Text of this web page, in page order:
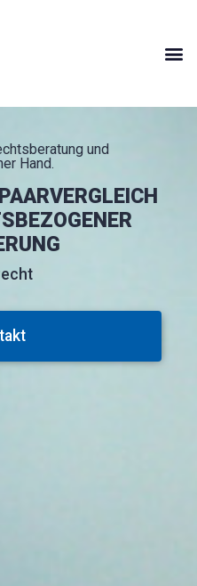
und
Hand.